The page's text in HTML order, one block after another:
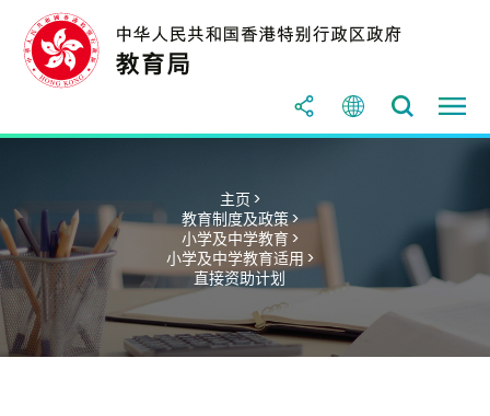
主页 >
教育制度及政策 >
小学及中学教育 >
小学及中学教育适用 >
直接资助计划